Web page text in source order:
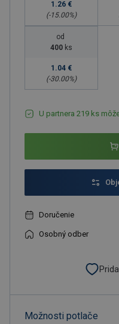
1.26 €
(-15.00%)
od
400 ks
1.04 €
(-30.00%)
U partnera 219 ks
Doručenie
Osobný odber
Možnosti potlače